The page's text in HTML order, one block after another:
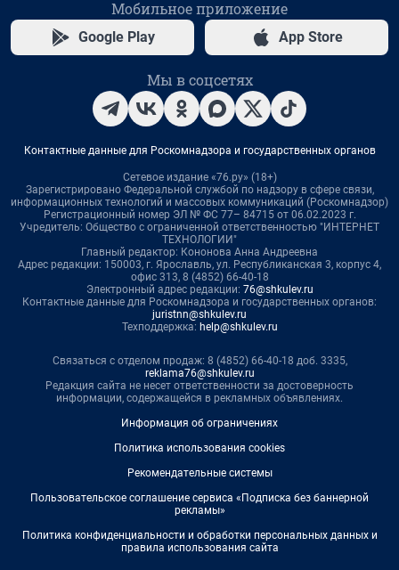
Мобильное приложение
Google Play App Store
Мы в соцсетях
Контактные данные для Роскомнадзора и государственных органов
Сетевое издание «76.ру» (18+)
Зарегистрировано Федеральной службой по надзору в сфере связи,
информационных технологий и массовых коммуникаций (Роскомнадзор)
Регистрационный номер ЭЛ № ФС 77– 84715 от 06.02.2023 г.
Учредитель: Общество с ограниченной ответственностью "ИНТЕРНЕТ
ТЕХНОЛОГИИ"
Главный редактор: Кононова Анна Андреевна
Адрес редакции: 150003, г. Ярославль, ул. Республиканская 3, корпус 4,
офис 313, 8 (4852) 66-40-18
Электронный адрес редакции: 76@shkulev.ru
Контактные данные для Роскомнадзора и государственных органов:
juristnn@shkulev.ru
Техподдержка: help@shkulev.ru
Связаться с отделом продаж: 8 (4852) 66-40-18 доб. 3335,
reklama76@shkulev.ru
Редакция сайта не несет ответственности за достоверность
информации, содержащейся в рекламных объявлениях.
Информация об ограничениях
Политика использования cookies
Рекомендательные системы
Пользовательское соглашение сервиса «Подписка без баннерной
рекламы»
Политика конфиденциальности и обработки персональных данных и
правила использования сайта